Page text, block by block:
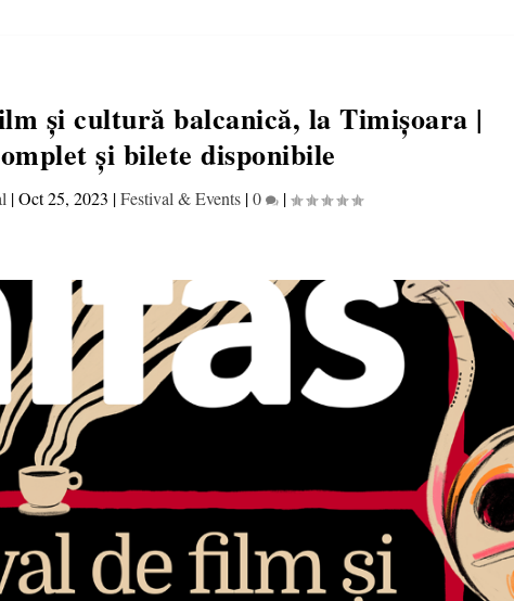
și cultură balcanică, la Timișoara |
și bilete disponibile
|Oct 25, 2023 |Festival & Events |0 |